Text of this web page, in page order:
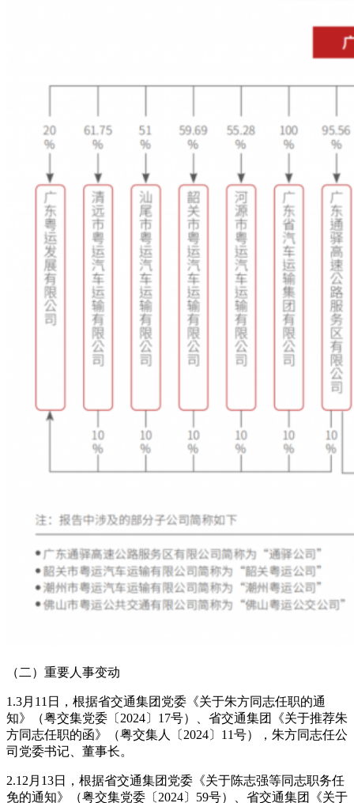
（二）重要人事变动
1.3月11日，根据省交通集团党委《关于朱方同志任职的通
知》（粤交集党委〔2024〕17号）、省交通集团《关于推荐朱
方同志任职的函》（粤交集人〔2024〕11号），朱方同志任公
司党委书记、董事长。
2.12月13日，根据省交通集团党委《关于陈志强等同志职务任
免的通知》（粤交集党委〔2024〕59号）、省交通集团《关于